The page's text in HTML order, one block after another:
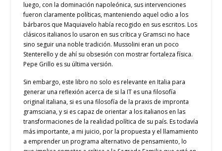
luego, con la dominación napoleónica, sus intervenciones
fueron claramente políticas, manteniendo aquel odio a los
bárbaros que Maquiavelo había recogido en sus escritos. Los
clásicos italianos lo usaron en sus crítica y Gramsci no hace
sino seguir una noble tradición. Mussolini eran un poco
Stenterello y de ahí su obsesión con mostrar fortaleza física.
Pepe Grillo es su última versión.
Sin embargo, este libro no solo es relevante en Italia para
generar una reflexión acerca de si la IT es una filosofía
original italiana, si es una filosofía de la praxis de impronta
gramsciana, y si es capaz de orientar a los italianos en las
transformaciones de la realidad política de su país. Es todavía
más importante, a mi juicio, por la propuesta y el llamamiento
a emprender un programa alternativo de pensamiento, lo